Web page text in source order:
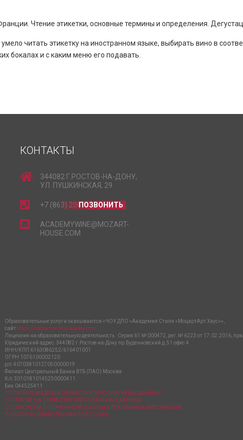
Чтение этикетки, основные термины и определения.
читать этикетку на иностранном языке, выбирать вино в
бокалах и с каким меню его подавать.
КОНТАКТЫ
344082 Г.РОСТОВ-НА-ДОНУ,
УЛ. ПУШКИНСКАЯ, 29
+7 (863) 206-15-15
ПОЗВОНИТЬ
ACADEMYWINE@MOZART-
HOUSE.COM
Образовательные услуги оказываются «ЧОУ ДПО «Академия Стиля «МоцартАрт Хаус»»,
сайт https://mozart-wineacademy.com
Лицензия на образовательную деятельность : Серия 61 № 000472, рег.№ 6223 от 17.02.2016,
Юридический адрес: 344082 г.Ростов-на-Дону пр.Буденновский д.51 офис 4
ИНН/КПП 6163086252/616401001
ОГРН 1076100002120
р/с 40703810127050000019
Филиал Центральный Банка ВТБ (ПАО) Москва
К/с 30101810145250000411
Бик 044525411
ПОЛИТИКА ЗАЩИТЫ И ОБРАБОТКИ ПЕРСОНАЛЬНЫХ ДАННЫХ
СОГЛАСИЕ НА ОБРАБОТКУ ПЕРСОНАЛЬНЫХ ДАННЫХ
СОГЛАСИЕ НА ПОЛУЧЕНИЕ РАССЫЛКИ И РЕКЛАМНЫХ МАТЕРИАЛОВ
ПОЛИТИКА ОБРАБОТКИ ФАЙЛОВ COOKIE